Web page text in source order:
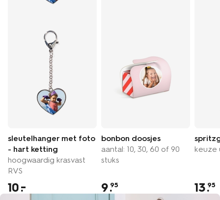
sleutelhanger met foto
- hart ketting
hoogwaardig krasvast
RVS
10
bonbon doosjes
aantal: 10, 30, 60 of 90
stuks
9.95
keuze
13.95